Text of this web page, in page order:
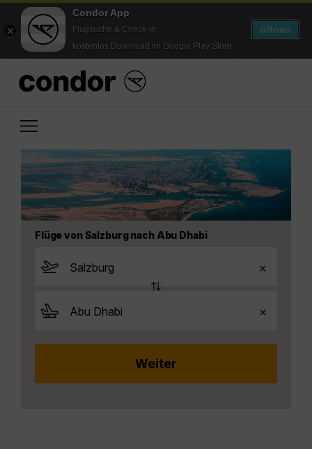
Condor App
Flugsuche & Check-in
kostenlos Download im Google Play Store
öffnen
Flüge von Salzburg nach Abu Dhabi